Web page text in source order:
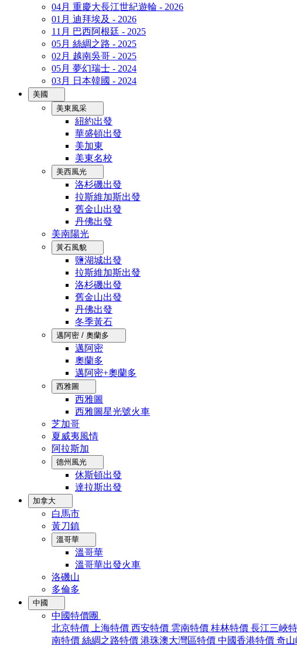
04月 重慶大長江世紀遊輪 - 2026
01月 迪拜埃及 - 2026
11月 巴西阿根廷 - 2025
05月 絲綢之路 - 2025
02月 越南吳哥 - 2025
05月 夢幻瑞士 - 2024
03月 日本韓國 - 2024
美國
美東風采
紐約出發
華盛頓出發
美加東
美東名校
美西風光
洛杉磯出發
拉斯維加斯出發
舊金山出發
丹佛出發
美南陽光
黃石風貌
鹽湖城出發
拉斯維加斯出發
洛杉磯出發
舊金山出發
丹佛出發
冬季黃石
邁阿密 / 奧蘭多
邁阿密
奧蘭多
邁阿密+奧蘭多
西雅圖
西雅圖
西雅圖星光號火車
芝加哥
夏威夷風情
阿拉斯加
德州風光
休斯頓出發
達拉斯出發
加拿大
白馬市
黃刀鎮
溫哥華
溫哥華
溫哥華出發火車
洛磯山
多倫多
中國
中國特價團
北京特價
上海特價 西安特價 雲南特價 桂林特價 長江三峽
南特價 絲綢之路特價 港珠澳大灣區特價 中國香港特價 奇山